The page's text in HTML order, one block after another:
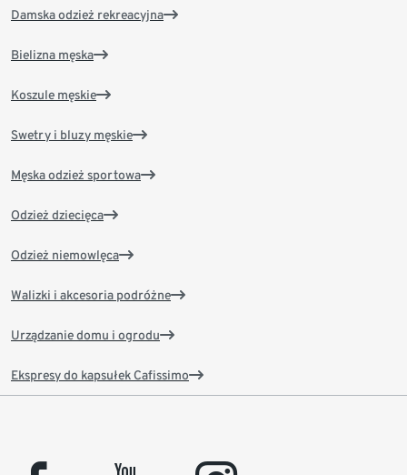
Damska odzież rekreacyjna
Bielizna męska
Koszule męskie
Swetry i bluzy męskie
Męska odzież sportowa
Odzież dziecięca
Odzież niemowlęca
Walizki i akcesoria podróżne
Urządzanie domu i ogrodu
Ekspresy do kapsułek Cafissimo